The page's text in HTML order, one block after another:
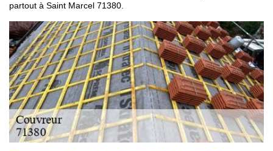
partout à Saint Marcel 71380.